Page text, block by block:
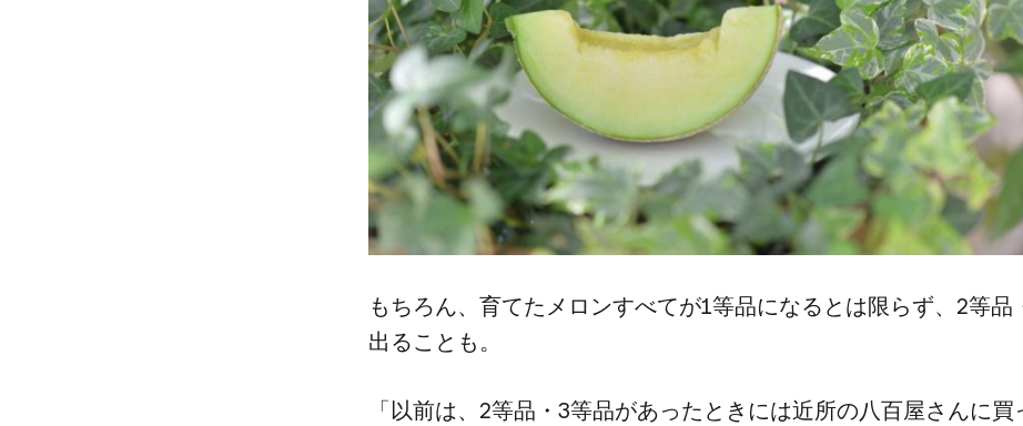
もちろん、​育てたメロンすべてが​1等品に​なるとは​限らず、​2等品
出る​ことも。
「以前は、​2等品・3等品が​あった​ときには​近所の​八百屋さんに​買